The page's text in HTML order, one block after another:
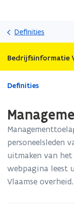
Definities
Bedrijfsinformatie
Gedaan
bevindt
op:
Managementtoelage
Definities
personeelsleden
uitmaken van
webpagina leest
Vlaamse overheid.